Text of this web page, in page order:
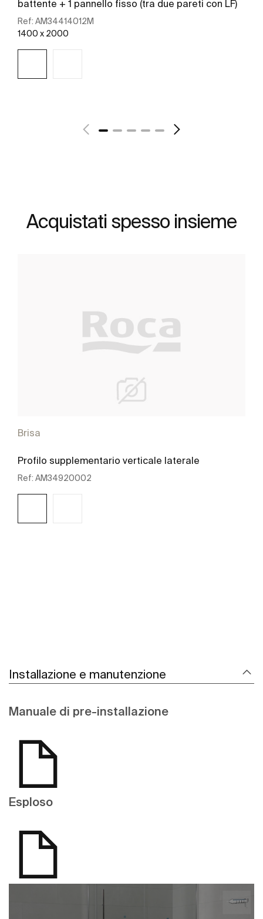
battente + 1 pannello fisso (tra due pareti con LF)
Ref: AM34414012M
1400 x 2000
Acquistati spesso insieme
Brisa
Profilo supplementario verticale laterale
Ref: AM34920002
Installazione e manutenzione
Manuale di pre-installazione
Esploso